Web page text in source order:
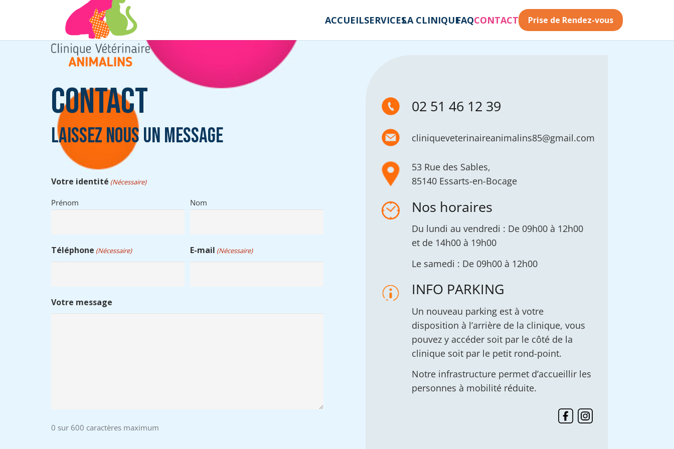
ACCUEILSERVICESLA CLINIQUEFAQCONTACT Prise de Rendez-vous
Contact
Laissez nous un message
Votre identité (Nécessaire)
Prénom Nom
Téléphone (Nécessaire) E-mail (Nécessaire)
Votre message
0 sur 600 caractères maximum
02 51 46 12 39
cliniqueveterinaireanimalins85@gmail.com
53 Rue des Sables,
85140 Essarts-en-Bocage
Nos horaires
Du lundi au vendredi : De 09h00 à 12h00
et de 14h00 à 19h00
Le samedi : De 09h00 à 12h00
INFO PARKING
Un nouveau parking est à votre
disposition à l’arrière de la clinique, vous
pouvez y accéder soit par le côté de la
clinique soit par le petit rond-point.
Notre infrastructure permet d’accueillir les
personnes à mobilité réduite.